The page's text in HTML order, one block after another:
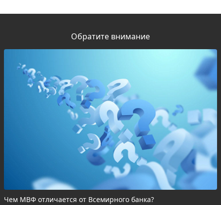
Обратите внимание
Чем МВФ отличается от Всемирного банка?